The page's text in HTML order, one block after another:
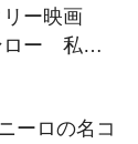
ー映画
ロー 私の
ーロの名コ